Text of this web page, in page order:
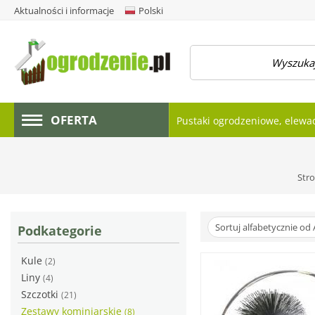
Aktualności i informacje Polski
OFERTA Pustaki ogrodzeniowe,
Podkategorie
Kule (2)
Liny (4)
Szczotki (21)
Zestawy kominiarskie (8)
menu
Sortuj alfabetycznie od